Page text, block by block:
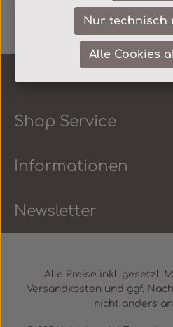
Service-Hotline
Shop Service
Informationen
Newsletter
Alle Preise inkl. gesetzl.
Versandkosten und ggf.
nicht anders
Nur technisch
Alle Cookies